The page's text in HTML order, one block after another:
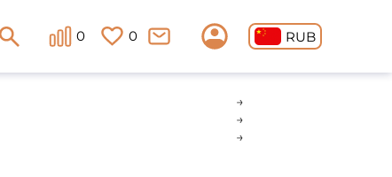
0 0 RUB